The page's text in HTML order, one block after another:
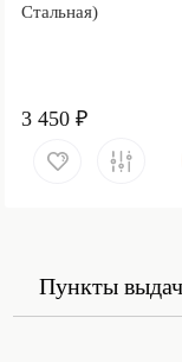
Стальная)
3 450 ₽
Пункты